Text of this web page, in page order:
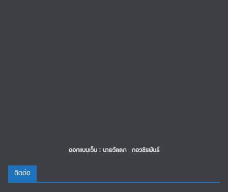
ออกแบบเว็บ : นายวัลลภ กอวชิรพันธ์
ติดต่อ